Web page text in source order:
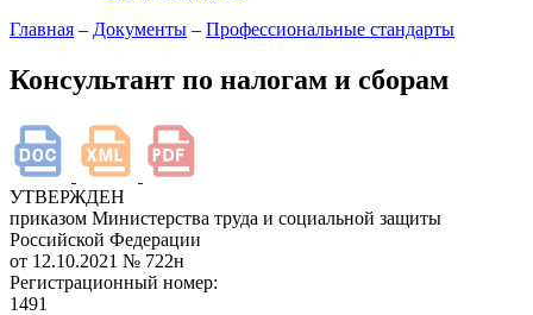
Главная – Документы – Профессиональные стандарты
Консультант по налогам и сборам
УТВЕРЖДЕН
приказом Министерства труда и социальной защиты
Российской Федерации
от 12.10.2021 № 722н
Регистрационный номер:
1491